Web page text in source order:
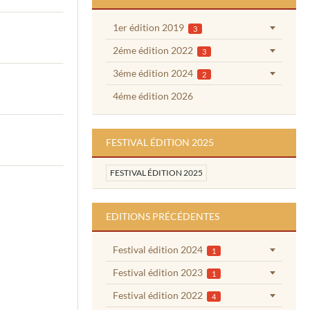
1er édition 2019 3
2éme édition 2022 3
3éme édition 2024 2
4éme édition 2026
FESTIVAL ÉDITION 2025
FESTIVAL ÉDITION 2025
EDITIONS PRÉCÉDENTES
Festival édition 2024 1
Festival édition 2023 1
Festival édition 2022 4